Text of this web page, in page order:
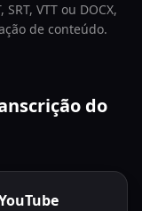
VTT ou DOCX,
de conteúdo.
do